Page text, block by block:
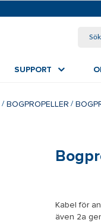
SUPPORT
BOGPROPELLER
Kabel för
även 2a